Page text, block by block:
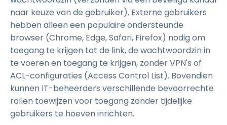
naar keuze van de gebruiker). Externe gebruikers
hebben alleen een populaire ondersteunde
browser (Chrome, Edge, Safari, Firefox) nodig om
toegang te krijgen tot de link, de wachtwoordzin in
te voeren en toegang te krijgen, zonder VPN's of
ACL-configuraties (Access Control List). Bovendien
kunnen IT-beheerders verschillende bevoorrechte
rollen toewijzen voor toegang zonder tijdelijke
gebruikers te hoeven inrichten.